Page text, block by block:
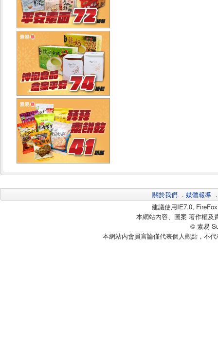
關於我們 ． 媒體報導
建議使用IE7.0,
本網站內容、圖案 著作權及
© 素易
本網站內會員言論僅代表個人觀點，不